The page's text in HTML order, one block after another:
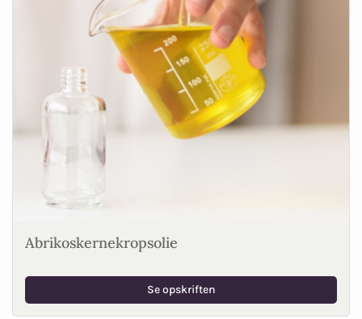
Abrikoskernekropsolie
Se opskriften